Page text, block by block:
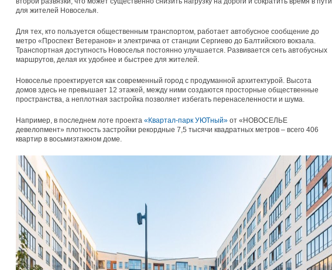
для жителей Новоселья.
Для тех, кто пользуется общественным транспортом, работает автобусное сообщение до
метро «Проспект Ветеранов» и электричка от станции Сергиево до Балтийского вокзала.
Транспортная доступность Новоселья постоянно улучшается. Развивается сеть автобусных
маршрутов, делая их удобнее и быстрее для жителей.
Новоселье проектируется как современный город с продуманной архитектурой. Высота
домов здесь не превышает 12 этажей, между ними создаются просторные общественные
пространства, а неплотная застройка позволяет избегать перенаселенности и шума.
Например, в последнем лоте проекта «Квартал-парк УЮТный» от «НОВОСЕЛЬЕ
девелопмент» плотность застройки рекордные 7,5 тысячи квадратных метров – всего 406
квартир в восьмиэтажном доме.